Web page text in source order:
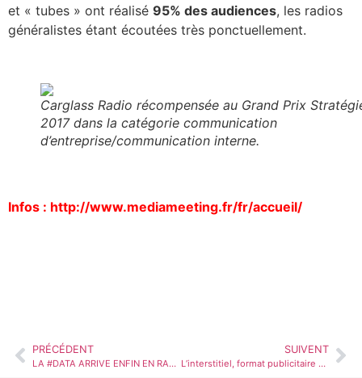
et « tubes » ont réalisé 95% des audiences, les radios
généralistes étant écoutées très ponctuellement.
Carglass Radio récompensée au Grand Prix
2017 dans la catégorie communication
d’entreprise/communication interne.
Infos : http://www.mediameeting.fr/fr/accueil/
PRÉCÉDENT
LA #DATA ARRIVE ENFIN EN RADIO
SUIVENT
L’interstitiel, format publicitaire préféré des annonceurs, detesté des internautes !